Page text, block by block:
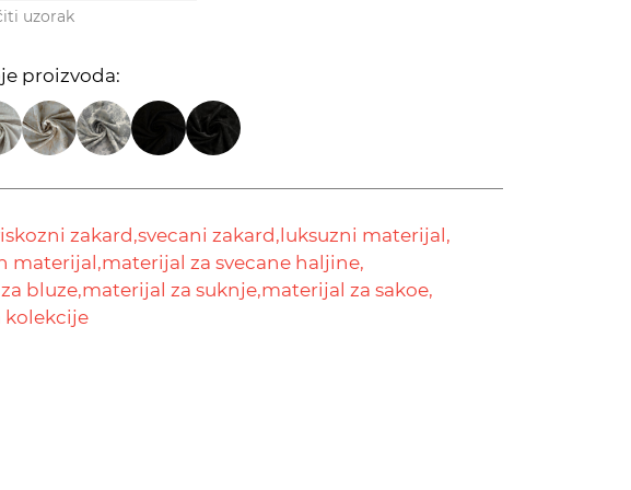
uzorak
proizvoda:
zakard,svecani zakard,luksuzni materijal,
materijal,materijal za svecane haljine,
bluze,materijal za suknje,materijal za sakoe,